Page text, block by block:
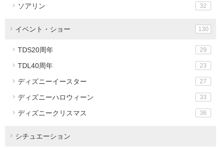
ソアリン 32
イベント・ショー 130
TDS20周年 29
TDL40周年 23
ディズニーイースター 27
ディズニーハロウィーン 33
ディズニークリスマス 36
シチュエーション